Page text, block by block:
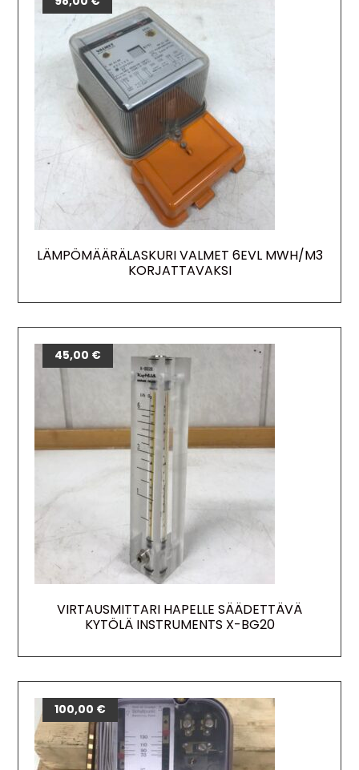
LÄMPÖMÄÄRÄLASKURI VALMET 6EVL MWH/M3
KORJATTAVAKSI
VIRTAUSMITTARI HAPELLE SÄÄDETTÄVÄ
KYTÖLÄ INSTRUMENTS X-BG20
45,00 €
100,00 €